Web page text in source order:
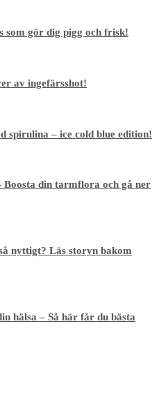
som gör dig pigg och frisk!
av ingefärsshot!
spirulina – ice cold blue edition!
Boosta din tarmflora och gå ner
nyttigt? Läs storyn bakom
hälsa – Så här får du bästa